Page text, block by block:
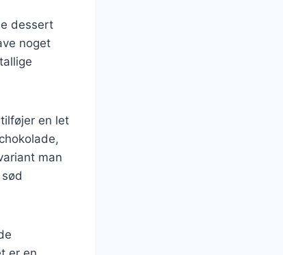
dessert
noget
en let
man